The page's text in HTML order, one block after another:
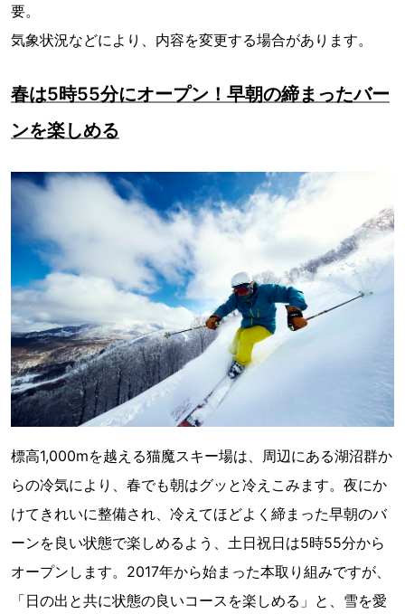
要。
気象状況などにより、内容を変更する場合があります。
春は5時55分にオープン！早朝の締まったバー
ンを楽しめる
標高1,000mを越える猫魔スキー場は、周辺にある湖沼群か
らの冷気により、春でも朝はグッと冷えこみます。夜にか
けてきれいに整備され、冷えてほどよく締まった早朝のバ
ーンを良い状態で楽しめるよう、土日祝日は5時55分から
オープンします。2017年から始まった本取り組みですが、
「日の出と共に状態の良いコースを楽しめる」と、雪を愛